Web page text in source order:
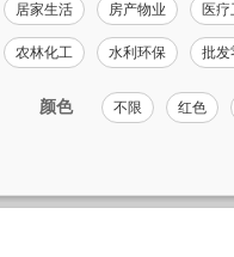
居家生活 房产物业 医
农林化工 水利环保 批发
颜色 不限 红色